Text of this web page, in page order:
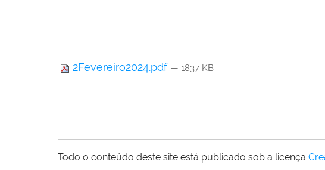
2Fevereiro2024.pdf — 1837 KB
Todo o conteúdo deste site está publicado sob a licença